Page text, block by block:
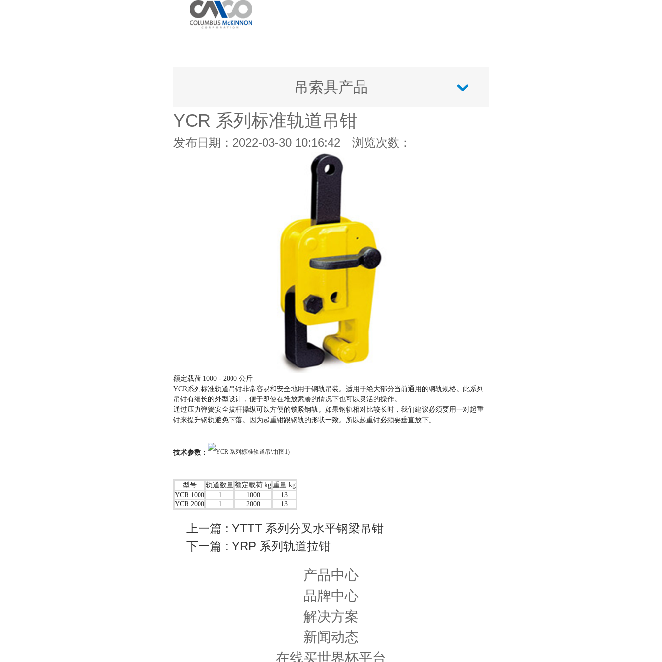
吊索具产品
YCR 系列标准轨道吊钳
发布日期：2022-03-30 10:16:42 浏览次数：
额定载荷 1000 - 2000 公斤
YCR系列标准轨道吊钳非常容易和安全地用于钢轨吊装。适用于绝大部分当前通用的钢轨规格。此系列
吊钳有细长的外型设计，便于即使在堆放紧凑的情况下也可以灵活的操作。
通过压力弹簧安全拔杆操纵可以方便的锁紧钢轨。如果钢轨相对比较长时，我们建议必须要用一对起重
钳来提升钢轨避免下落。因为起重钳跟钢轨的形状一致。所以起重钳必须要垂直放下。
技术参数：
型号 轨道数量 额定载荷 kg 重量 kg
YCR 1000
1 1000
13
YCR 2000
1 2000 13
上一篇 : YTTT 系列分叉水平钢梁吊钳
下一篇 : YRP 系列轨道拉钳
产品中心
品牌中心
解决方案
新闻动态
在线买世界杯平台